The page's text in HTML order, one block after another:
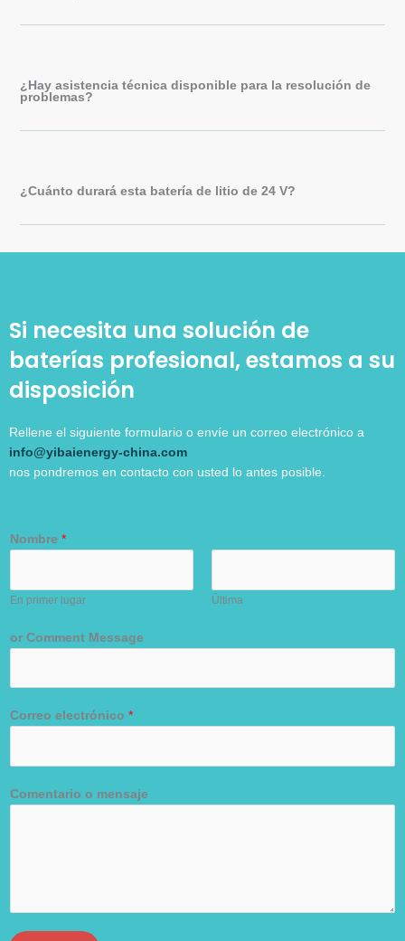
¿Hay asistencia técnica disponible para la resolución de
problemas?
¿Cuánto durará esta batería de litio de 24 V?
Si necesita una solución de
baterías profesional, estamos a su
disposición
Rellene el siguiente formulario o envíe un correo electrónico a
info@yibaienergy-china.com
nos pondremos en contacto con usted lo antes posible.
Nombre *
En primer lugar Última
or Comment Message
Correo electrónico *
Comentario o mensaje